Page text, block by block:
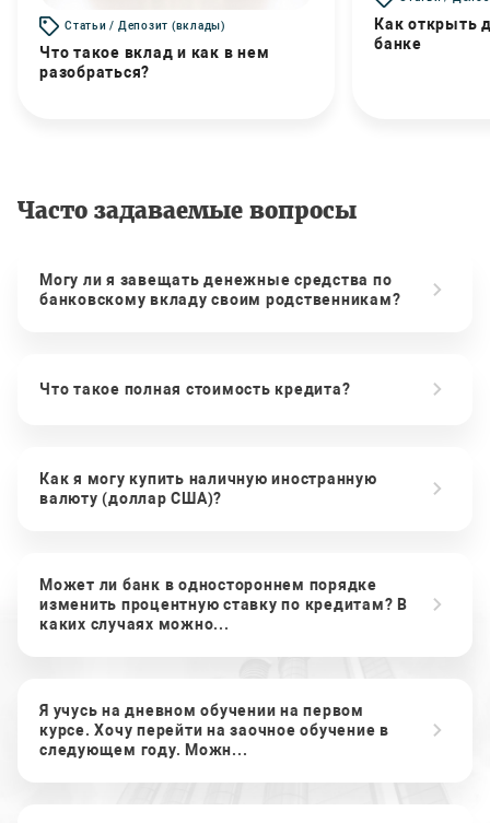
Статьи / Депозит (вклады)
Что такое вклад и как в нем
разобраться?
Как открыть
банке
Часто задаваемые вопросы
Могу ли я завещать денежные средства по
банковскому вкладу своим родственникам?
Что такое полная стоимость кредита?
Как я могу купить наличную иностранную
валюту (доллар США)?
Может ли банк в одностороннем порядке
изменить процентную ставку по кредитам? В
каких случаях можно...
Я учусь на дневном обучении на первом
курсе. Хочу перейти на заочное обучение в
следующем году. Можн...